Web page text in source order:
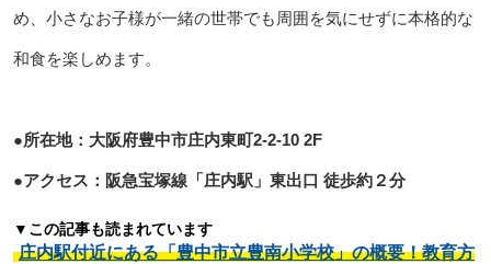
め、小さなお子様が一緒の世帯でも周囲を気にせずに本格的な
和食を楽しめます。
●所在地：大阪府豊中市庄内東町2-2-10 2F
●アクセス：阪急宝塚線「庄内駅」東出口 徒歩約２分
▼この記事も読まれています
庄内駅付近にある「豊中市立豊南小学校」の概要！教育方